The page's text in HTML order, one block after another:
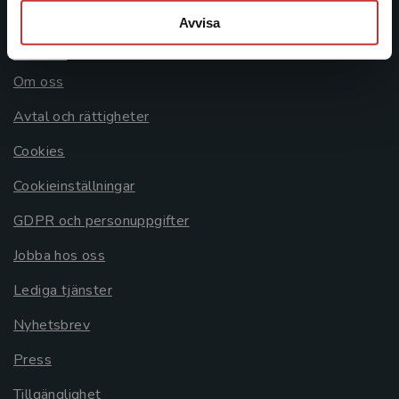
Avvisa
Allmänna länkar
Om oss
Avtal och rättigheter
Cookies
Cookieinställningar
GDPR och personuppgifter
Jobba hos oss
Lediga tjänster
Nyhetsbrev
Press
Tillgänglighet